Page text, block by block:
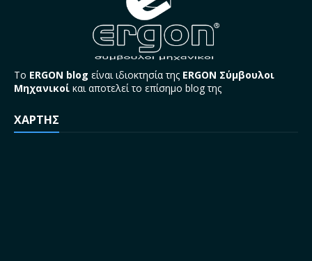
Το ERGON blog είναι ιδιοκτησία της ERGON Σύμβουλοι
Μηχανικοί και αποτελεί το επίσημο blog της
ΧΑΡΤΗΣ